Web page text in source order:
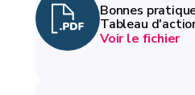
Bonnes
Tableau
Voir le fichier